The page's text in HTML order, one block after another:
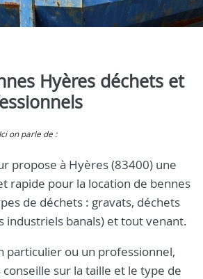
Hyères déchets et
Ici on parle de :
propose à Hyères (83400) une
rapide pour la location de bennes
de déchets : gravats, déchets
industriels banals) et tout venant.
particulier ou un professionnel,
sur la taille et le type de